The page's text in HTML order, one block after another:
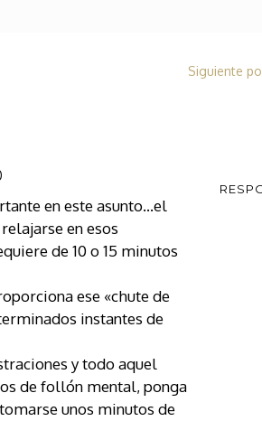
Siguiente
en este asunto…el
en esos
de 10 o 15 minutos
ese «chute de
instantes de
y todo aquel
de follón mental, ponga
unos minutos de